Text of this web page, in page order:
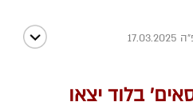
בלוד יצאו